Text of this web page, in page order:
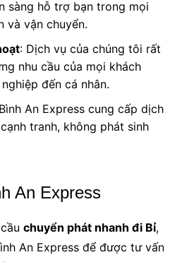
sàng hỗ trợ bạn trong mọi
và vận chuyển.
: Dịch vụ của chúng tôi rất
nhu cầu của mọi khách
đến cá nhân.
An Express cung cấp dịch
tranh, không phát sinh
An Express
chuyển phát nhanh đi Bỉ,
An Express để được tư vấn